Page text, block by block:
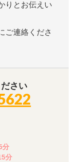
りとお伝えい
ご連絡くださ
さい
分
分